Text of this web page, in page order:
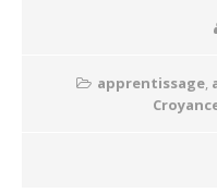
apprentissage